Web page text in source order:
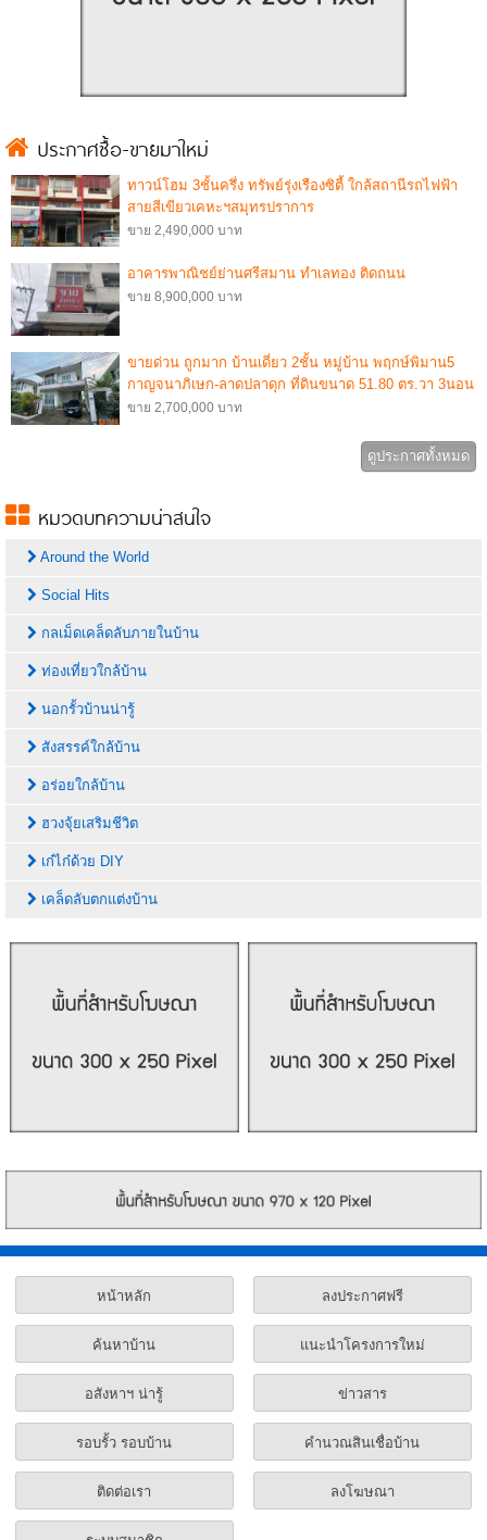
ประกาศซื้อ-ขายมาใหม่
ทาวน์โฮม 3ชั้นครึ่ง ทรัพย์รุ่งเรืองซิตี้ ใกล้สถานีรถไฟฟ้า
สายสีเขียวเคหะฯสมุทรปราการ
ขาย 2,490,000 บาท
อาคารพาณิชย์ย่านศรีสมาน ทำเลทอง ติดถนน
ขาย 8,900,000 บาท
ขายด่วน ถูกมาก บ้านเดี่ยว 2ชั้น หมู่บ้าน พฤกษ์พิมาน5
กาญจนาภิเษก-ลาดปลาดุก ที่ดินขนาด 51.80 ตร.วา 3นอน
3น้ำ บรรยากาศดี
ขาย 2,700,000 บาท
ดูประกาศทั้งหมด
หมวดบทความน่าสนใจ
Around the World
Social Hits
กลเม็ดเคล็ดลับภายในบ้าน
ท่องเที่ยวใกล้บ้าน
นอกรั้วบ้านน่ารู้
สังสรรค์ใกล้บ้าน
อร่อยใกล้บ้าน
ฮวงจุ้ยเสริมชีวิต
เก๋ไก๋ด้วย DIY
เคล็ดลับตกแต่งบ้าน
หน้าหลัก ลงประกาศฟรี
ค้นหาบ้าน แนะนำโครงการใหม่
อสังหาฯ น่ารู้ ข่าวสาร
รอบรั้ว รอบบ้าน คำนวณสินเชื่อบ้าน
ติดต่อเรา ลงโฆษณา